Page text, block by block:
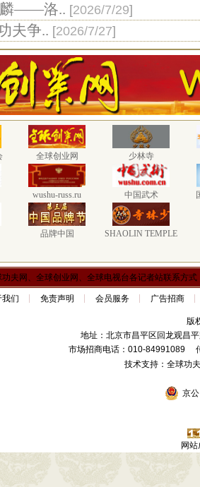
麟——洛.. [2026/7/29]
夫争.. [2026/7/27]
全球创业网 少林寺
wushu-russ.ru 中国武术
品牌中国 SHAOLIN TEMPLE
功夫网、全球创业网、全球电视台各记者站联系方式
我们 免责声明 会员服务 广告招商
版
地址：北京市昌平区回龙观昌
市场招商电话：010-84991089
技术支持：全球
京公
网